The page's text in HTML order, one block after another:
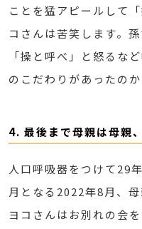
ことを猛アピールして
コさんは苦笑します。
「操と呼べ」と怒るな
のこだわりがあったのか
4. 最後まで母親は母親
人口呼吸器をつけて29
月となる2022年8月、
ヨコさんはお別れの会